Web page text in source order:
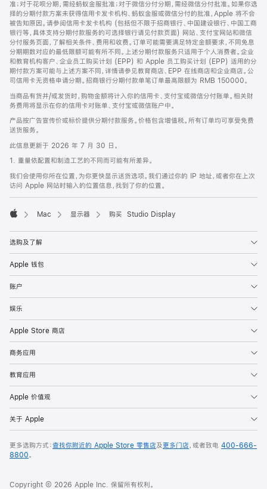
准；对于花呗分期，需经蚂蚁金服批准；对于微信分付分期，需经微信分付批准。如果你选
择的分期付款方案未获得信用卡发卡机构、蚂蚁金服或微信分付的批准，Apple 将不会
被告知原因。请参阅信用卡发卡机构 (包括但不限于招商银行、中国建设银行、中国工商
银行等，具体支持分期付款服务的可选择银行请见付款页面) 网站、支付宝网站和微信
分付服务页面，了解相关条件、费用和收费。订单可能需要满足特定金额要求，不同免息
分期期数对应的最低限额可能有所不同。上述分期付款服务只适用于个人消费者。企业
和教育机构客户、企业员工购买计划 (EPP) 和 Apple 员工购买计划 (EPP) 适用的分
期付款方案可能与上述方案不同，详情请参见教育商店、EPP 在线商店和企业商店。公
司信用卡无资格申请分期。招商银行分期付款单笔订单最高限额为 RMB 150000。
当商品有货并/或发货时，购物金额将计入你的信用卡、支付宝或微信分付账单。相关财
务费用将显示在你的信用卡对账单、支付宝或微信账户中。
产品按广告宣传价或标价提供分期付款服务。价格包含增值税。所有订单均可享受免费
送货服务。
此信息更新于 2026 年 7 月 30 日。
1. 重量依配置和制造工艺的不同而可能有所差异。
我们会使用你所在位置，为你更快显示送货选项。我们通过你的 IP 地址，或者你在上次
访问 Apple 网站时输入的位置信息，找到了你的位置。
Mac 显示器 购买 Studio Display
选购及了解
Apple 钱包
账户
娱乐
Apple Store 商店
商务应用
教育应用
Apple 价值观
关于 Apple
更多选购方式：查找你附近的 Apple Store 零售店及更多门店，或者致电 400-666-
8800。
Copyright © 2026 Apple Inc. 保留所有权利。